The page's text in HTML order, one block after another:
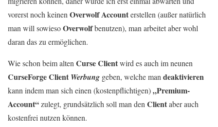
vorerst noch keinen Overwolf Accounterstellen (außer natürlich
man will sowiesoOverwolfbenutzen), man arbeitet aber wohl
daran das zu ermöglichen.
Wie schon beim alten Curse Clientwird es auch im neunen
CurseForge Client Werbung geben, welche man deaktivieren
kann indem man sich einen (kostenpflichtigen)„Premium-
Account“zulegt, grundsätzlich soll man den Clientaber auch
kostenfrei nutzen können.